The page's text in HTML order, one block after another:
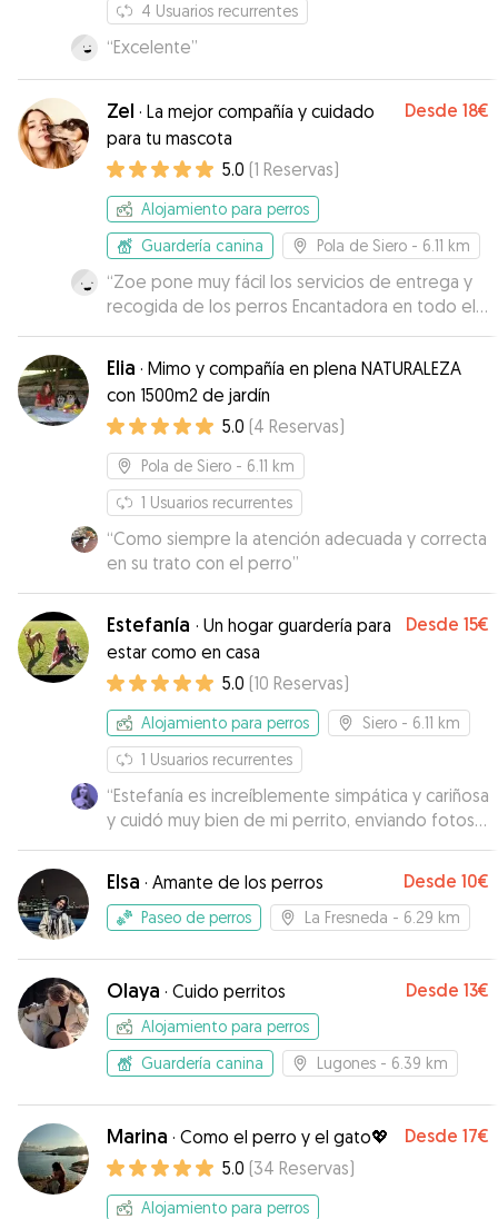
4 Usuarios recurrentes
“Excelente”
Zel · La mejor compañía y cuidado
para tu mascota
Desde 18€
5.0 (1 Reservas)
Alojamiento para perros
Guardería canina
Pola de Siero - 6.11 km
“Zoe pone muy fácil los servicios de entrega y
recogida de los perros Encantadora en todo el
proceso. Hace muy fácil la gestión de la reserva.
Te mantiene al tanto del estado de los perros.
Para repetir.”
Elia · Mimo y compañía en plena NATURALEZA
con 1500m2 de jardín
5.0 (4 Reservas)
Pola de Siero - 6.11 km
1 Usuarios recurrentes
“Como siempre la atención adecuada y correcta
en su trato con el perro”
Estefanía · Un hogar guardería para
estar como en casa
Desde 15€
5.0 (10 Reservas)
Alojamiento para perros Siero - 6.11 km
1 Usuarios recurrentes
“Estefanía es increíblemente simpática y cariñosa
y cuidó muy bien de mi perrito, enviando fotos y
vídeos por WhatsApp a menudo. A pesar de
que buscaba un lugar con poca antelación, fue
muy receptiva y se adaptó a todas mis
peticiones. Muchas gracias!”
Elsa · Amante de los perros Desde 10€
Paseo de perros La Fresneda - 6.29 km
Olaya · Cuido perritos Desde 13€
Alojamiento para perros
Guardería canina
Lugones - 6.39 km
Marina · Como el perro y el gato💖 Desde 17€
5.0 (34 Reservas)
Alojamiento para perros